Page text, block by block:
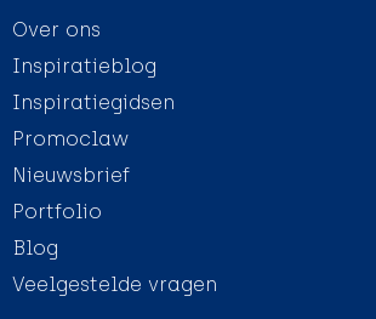
Over ons
Inspiratieblog
Inspiratiegidsen
Promoclaw
Nieuwsbrief
Portfolio
Blog
Veelgestelde vragen